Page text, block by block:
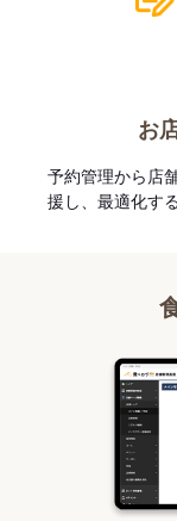
お
予約管理から店
援し、最適化す